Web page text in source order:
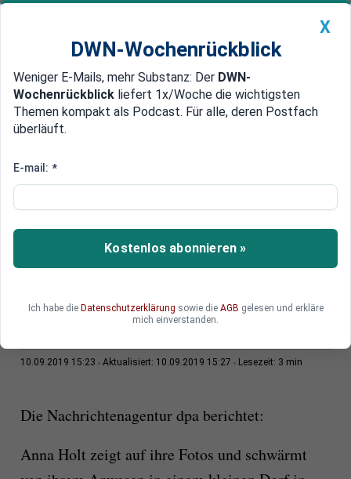
Newsticker MEIN DWN: Geldanlage Premium
Edelmetalle DWN-Magazin China
Noch nie bezogen so viele
Die Zahl der Rentner, welche im Alter im Ausland
leben, hat einen neuen Höchststand erreicht.
Deutsche Wirtschaftsnachrichten
10.09.2019 15:23 Aktualisiert: 10.09.2019 15:27 Lesezeit: 3 min
Die Nachrichtenagentur dpa berichtet:
Anna Holt zeigt auf ihre Fotos und schwärmt
X
DWN-Wochenrückblick
Weniger E-Mails, mehr Substanz: Der DWN-
Wochenrückblick liefert 1x/Woche die wichtigsten
Themen kompakt als Podcast. Für alle, deren Postfach
überläuft.
E-mail: *
Kostenlos abonnieren »
Ich habe die Datenschutzerklärung sowie die AGB gelesen und erkläre
mich einverstanden.